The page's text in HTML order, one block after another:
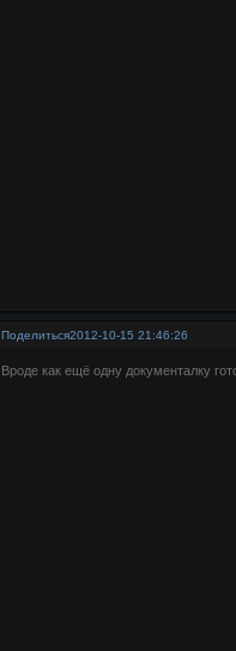
Поделиться2012-10-15 21:46:26
Вроде как ещё одну документалку